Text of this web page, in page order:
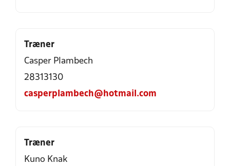
Træner
Casper Plambech
28313130
casperplambech@hotmail.com
Træner
Kuno Knak